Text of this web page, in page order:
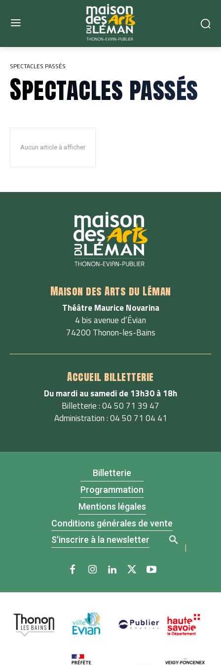
SPECTACLES PASSÉS
Spectacles passés
Aucun article à afficher
Maison des Arts du Léman
Théâtre Maurice Novarina
4 bis avenue d’Évian
74200 Thonon-les-Bains
Accueil billetterie
Du mardi au samedi de 13h30 à 18h
Billetterie : 04 50 71 39 47
Administration : 04 50 71 04 41
Billetterie
Programmation
Mentions légales
Conditions générales de vente
S'inscrire à la newsletter
|